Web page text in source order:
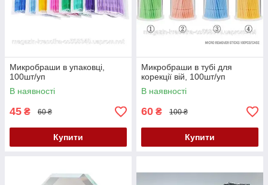
Микробраши в упаковці,
100шт/уп
В наявності
45 ₴ 60 ₴
Купити
Микробраши в тубі для
корекції вій, 100шт/уп
В наявності
60 ₴ 100 ₴
Купити